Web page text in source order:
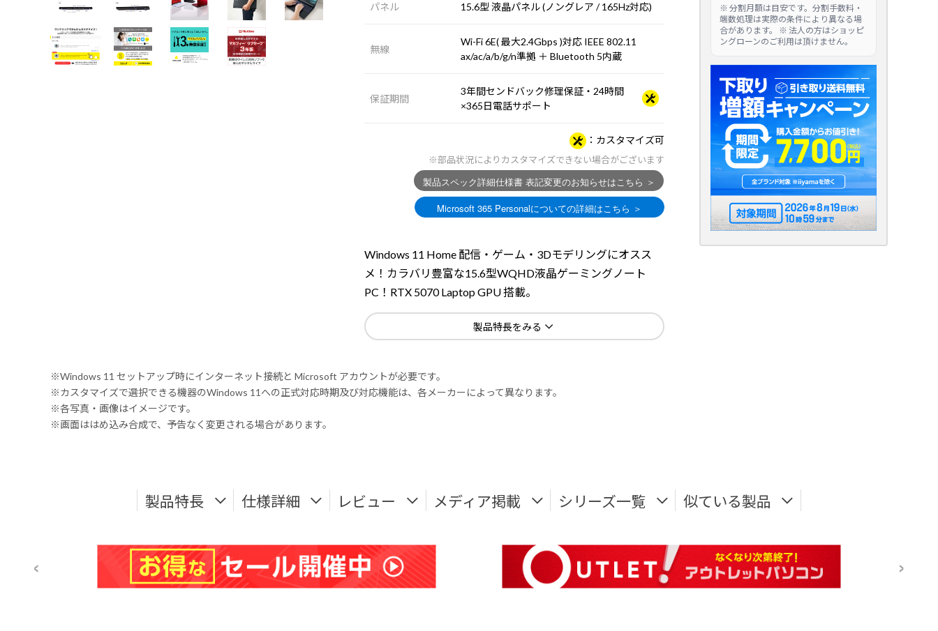
パネル 15.6型 液晶パネル (ノングレア / 165Hz対応)
無線
Wi-Fi 6E( 最大2.4Gbps )対応 IEEE 802.11
ax/ac/a/b/g/n準拠 ＋ Bluetooth 5内蔵
保証期間
3年間センドバック修理保証・24時間
×365日電話サポート
カスタマイズ可
※部品状況によりカスタマイズできない場合がございます
Windows 11 Home 配信・ゲーム・3Dモデリングにオスス
メ！カラバリ豊富な15.6型WQHD液晶ゲーミングノート
PC！RTX 5070 Laptop GPU 搭載。
製品特長をみる
※ 分割月額は目安です。分割手数料・
端数処理は実際の条件により異なる場
合があります。 ※ 法人の方はショッピ
ングローンのご利用は頂けません。
※Windows 11 セットアップ時にインターネット接続と Microsoft アカウントが必要です。
※カスタマイズで選択できる機器のWindows 11への正式対応時期及び対応機能は、各メーカーによって異なります。
※各写真・画像はイメージです。
※画面ははめ込み合成で、予告なく変更される場合があります。
製品特長 仕様詳細 レビュー メディア掲載 シリーズ一覧 似ている製品